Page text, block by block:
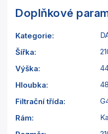
Doplňkové
Kategorie:
Šířka:
Výška:
Hloubka:
Filtrační třída:
Rám: